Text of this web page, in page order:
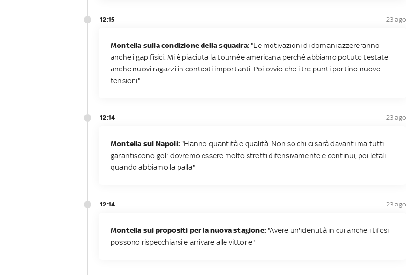
12:15 23 ago
Montella sulla condizione della squadra: "Le motivazioni di domani azzereranno
anche i gap fisici. Mi è piaciuta la tournée americana perché abbiamo potuto testate
anche nuovi ragazzi in contesti importanti. Poi ovvio che i tre punti portino nuove
tensioni"
12:14 23 ago
Montella sul Napoli: "Hanno quantità e qualità. Non so chi ci sarà davanti ma tutti
garantiscono gol: dovremo essere molto stretti difensivamente e continui, poi letali
quando abbiamo la palla"
12:14 23 ago
Montella sui propositi per la nuova stagione: "Avere un'identità in cui anche i tifosi
possono rispecchiarsi e arrivare alle vittorie"